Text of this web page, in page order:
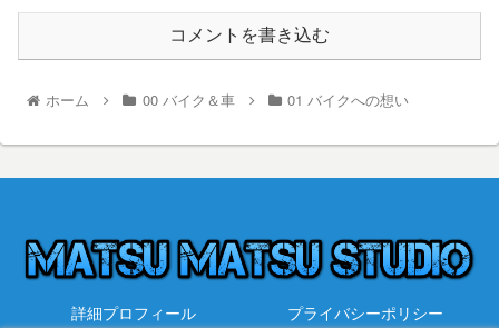
コメントを書き込む
ホーム 00 バイク＆車 01 バイクへの想い
詳細プロフィール プライバシーポリシー